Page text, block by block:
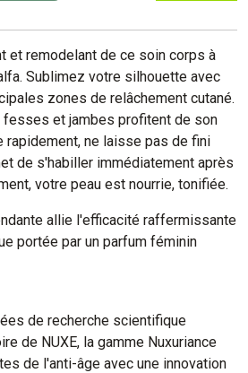
et remodelant de ce soin corps à
Sublimez votre silhouette avec
zones de relâchement cutané.
fesses et jambes profitent de son
rapidement, ne laisse pas de fini
de s'habiller immédiatement après
votre peau est nourrie, tonifiée.
allie l'efficacité raffermissante
portée par un parfum féminin
de recherche scientifique
de NUXE, la gamme Nuxuriance
de l'anti-âge avec une innovation